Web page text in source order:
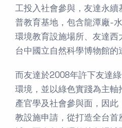
工投入社會參與，友達永續
普教育基地，包含龍潭廠-
環境教育設施場所、友達西
台中國立自然科學博物館的
而友達於2008年許下友達
環境，並以綠色實踐為主軸
產官學及社會參與面，因此
教設施申請，從打造全台首